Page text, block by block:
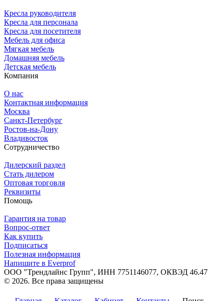
Кресла руководителя
Кресла для персонала
Кресла для посетителя
Мебель для офиса
Мягкая мебель
Домашняя мебель
Детская мебель
Компания
О нас
Контактная информация
Москва
Санкт-Петербург
Ростов-на-Дону
Владивосток
Сотрудничество
Дилерский раздел
Стать дилером
Оптовая торговля
Реквизиты
Помощь
Гарантия на товар
Вопрос-ответ
Как купить
Подписаться
Полезная информация
Напишите в Everprof
ООО "Трендлайнс Групп", ИНН 7751146077, ОКВЭД 46.47
© 2026. Все права защищены